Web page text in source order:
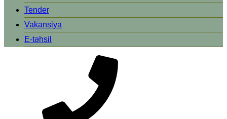
Tender
Vakansiya
E-təhsil